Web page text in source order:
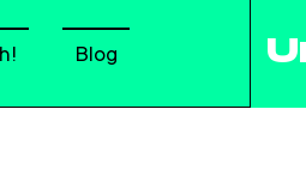
Blog